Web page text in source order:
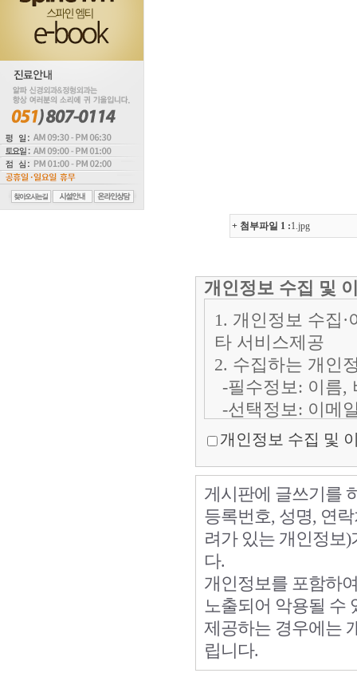
+ 첨부파일 1 :1.jpg
개인정보 수집 및
1. 개인정보 수집
타 서비스제공
2. 수집하는 개인
-필수정보: 이름,
-선택정보: 이메
-자동수집정보:
3. 개인정보의 보
회원가입정보의
때
비회원정보의 경
접 삭제하는 때
다만, 수집목적
법령의 규정에
인정보를 보유할
4. 동의를 거부할
귀하는 홈페이지
개인정보 수집 및
게시판에 글쓰기를
등록번호, 성명, 연
려가 있는 개인정보
다.
개인정보를 포함하
노출되어 악용될 수
제공하는 경우에는
립니다.